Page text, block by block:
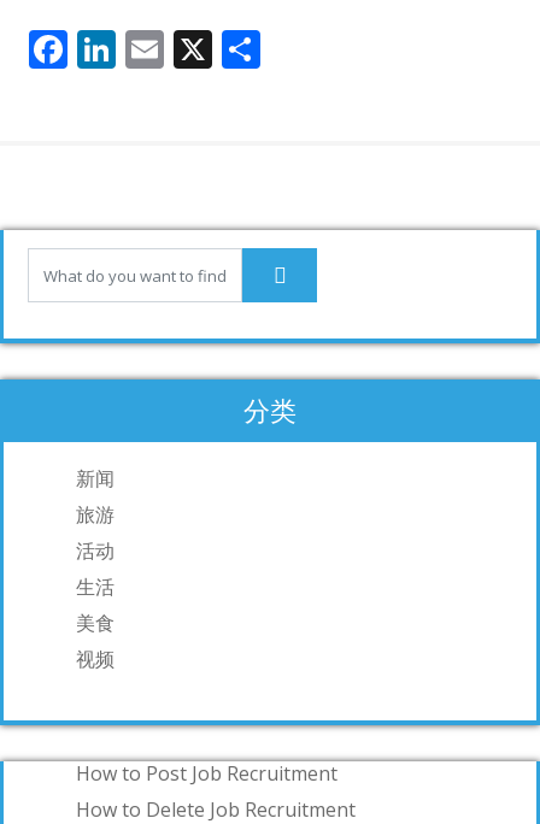
F
o
k
Li
n
E X
分类
新闻
旅游
活动
生活
美食
视频
How to Post Job Recruitment
How to Delete Job Recruitment